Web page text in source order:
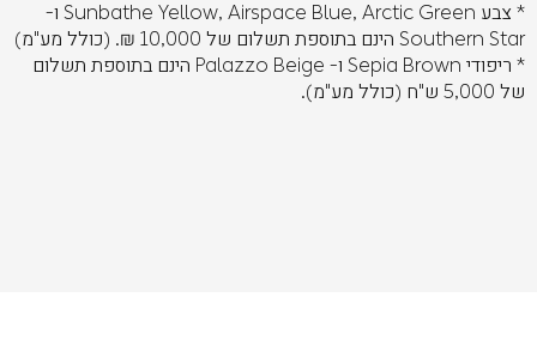
* צבע Sunbathe Yellow, Airspace Blue, Arctic Green ו-
Southern Star הינם בתוספת תשלום של 10,000 ₪. (כולל מע"מ)
* ריפודי Sepia Brown ו- Palazzo Beige הינם בתוספת תשלום
של 5,000 ש"ח (כולל מע"מ).